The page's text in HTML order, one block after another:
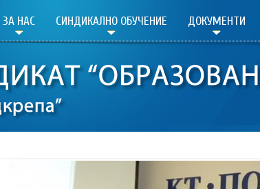
ЗА НАС СИНДИКАЛНО ОБУЧЕНИЕ ДОКУМЕНТИ